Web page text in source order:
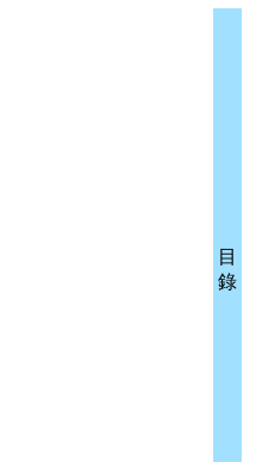
目
錄